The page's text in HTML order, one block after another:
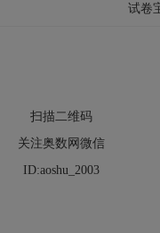
试卷
扫描二维码
关注奥数网微信
ID:aoshu_2003